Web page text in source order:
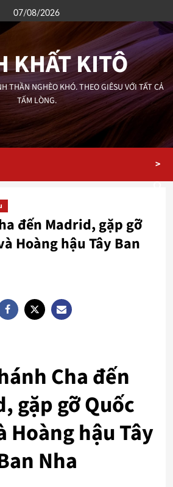
07/08/2026
KHẤT KITÔ
THẦN NGHÈO KHÓ. THEO GIÊSU VỚI TẤT CẢ
TẤM LÒNG.
>
đến Madrid, gặp gỡ
Hoàng hậu Tây Ban
Cha đến
gặp gỡ Quốc
Hoàng hậu Tây
Nha